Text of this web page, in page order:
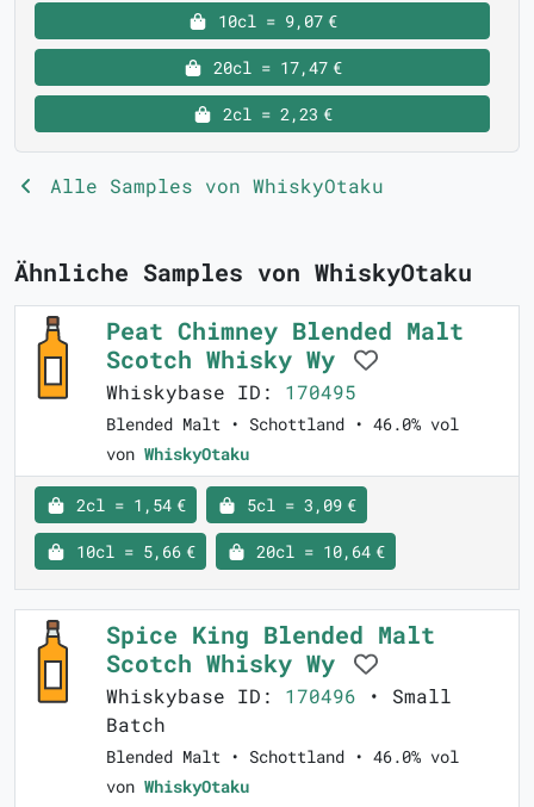
10cl = 9,07 €
20cl = 17,47 €
2cl = 2,23 €
Alle Samples von WhiskyOtaku
Ähnliche Samples von WhiskyOtaku
Peat Chimney Blended Malt
Scotch Whisky Wy
Whiskybase ID: 170495
Blended Malt • Schottland • 46.0% vol
von WhiskyOtaku
2cl = 1,54 € 5cl = 3,09 €
10cl = 5,66 € 20cl = 10,64 €
Spice King Blended Malt
Scotch Whisky Wy
Whiskybase ID: 170496 • Small
Batch
Blended Malt • Schottland • 46.0% vol
von WhiskyOtaku